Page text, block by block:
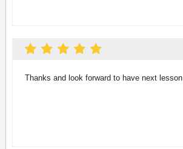
Thanks and look forward to have next lesson